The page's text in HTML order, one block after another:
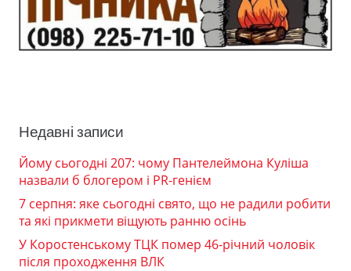
Недавні записи
Йому сьогодні 207: чому Пантелеймона Куліша
назвали б блогером і PR-генієм
7 серпня: яке сьогодні свято, що не радили робити
та які прикмети віщують ранню осінь
У Коростенському ТЦК помер 46-річний чоловік
після проходження ВЛК